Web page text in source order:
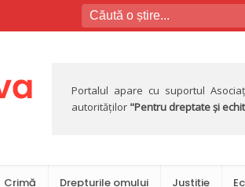
Portalul apare cu suportul
autorităților "Pentru dreptate și
Crimă Drepturile omului Justiție